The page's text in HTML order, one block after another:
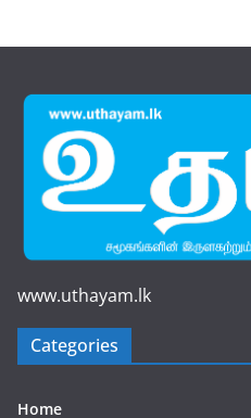
www.uthayam.lk
Categories
Home